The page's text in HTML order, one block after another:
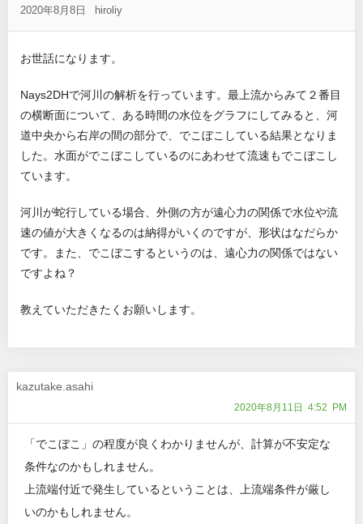
2020年8月8日 hiroliy
お世話になります。
Nays2DHで河川の解析を行っています。最上流からみて２番目
の横断面について、ある時間の水位をグラフにしてみると、河
道中央から右岸の間の部分で、でこぼこしている結果となりま
した。水面がでこぼこしているのにあわせて流速もでこぼこし
ています。
河川が蛇行している場合、外側の方が遠心力の関係で水位や流
速の値が大きくなるのは納得がいくのですが、形状はなだらか
です。また、でこぼこするというのは、遠心力の関係ではない
ですよね？
教えていただきたくお願いします。
kazutake.asahi
2020年8月11日 4:52 PM
「でこぼこ」の程度が良くわかりませんが、計算が不安定な
条件なのかもしれません。
上流端付近で発生しているということは、上流端条件が厳し
いのかもしれません。